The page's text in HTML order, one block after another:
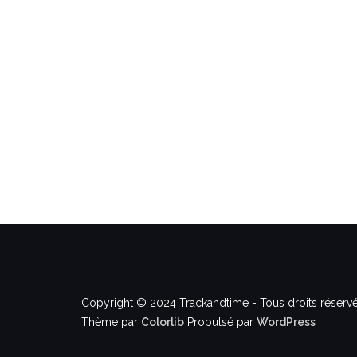
Copyright © 2024 Trackandtime - Tous droits
Thème par Colorlib Propulsé par WordPress